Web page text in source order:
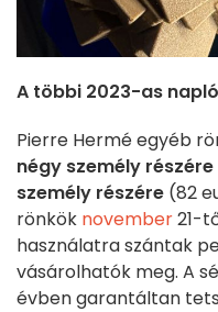
A többi 2023-as napló
Pierre Hermé egyéb
négy személy részére
személy részére (82
rönkök november21-
használatra szántak
vásárolhatók meg. A
évben garantáltan